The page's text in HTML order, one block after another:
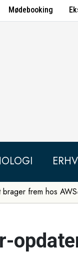
Mødebooking
brager frem hos AWS